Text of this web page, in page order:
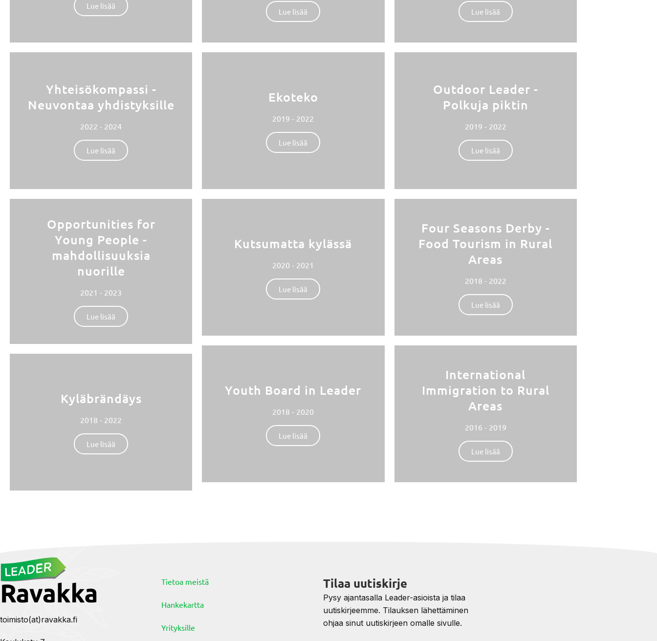
Lue lisää
Yhteisökompassi -
Neuvontaa yhdistyksille
2022 - 2024
Lue lisää
Opportunities for
Young People -
mahdollisuuksia
nuorille
2021 - 2023
Lue lisää
Kyläbrändäys
2018 - 2022
Lue lisää
Lue lisää
Ekoteko
2019 - 2022
Lue lisää
Kutsumatta kylässä
2020 - 2021
Lue lisää
Youth Board in Leader
2018 - 2020
Lue lisää
Lue lisää
Outdoor Leader -
Polkuja piktin
2019 - 2022
Lue lisää
Four Seasons Derby -
Food Tourism in Rural
Areas
2018 - 2022
Lue lisää
International
Immigration to Rural
Areas
2016 - 2019
Lue lisää
toimisto(at)ravakka.fi
Tietoa meistä
Hankekartta
Yrityksille
Tilaa uutiskirje
Pysy ajantasalla Leader-asioista ja tilaa
uutiskirjeemme. Tilauksen lähettäminen
ohjaa sinut uutiskirjeen omalle sivulle.